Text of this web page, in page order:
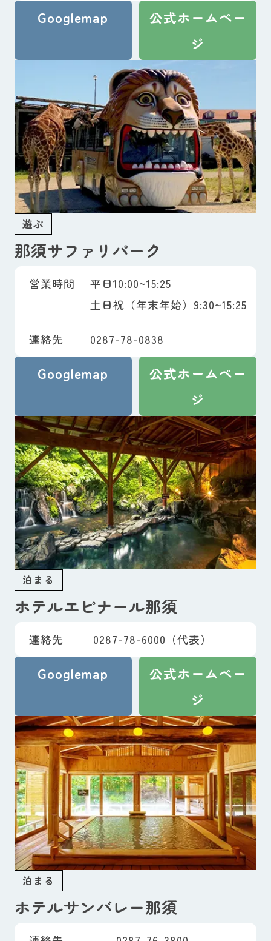
Googlemap
公式ホームペー
ジ
遊ぶ
那須サファリパーク
営業時間
平日10:00~15:25
土日祝（年末年始）9:30~15:25
連絡先 0287-78-0838
Googlemap
公式ホームペー
ジ
泊まる
ホテルエピナール那須
連絡先 0287-78-6000（代表）
Googlemap
公式ホームペー
ジ
泊まる
ホテルサンバレー那須